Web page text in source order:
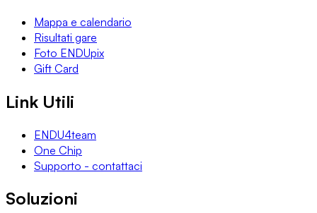
Mappa e calendario
Risultati gare
Foto ENDUpix
Gift Card
Link Utili
ENDU4team
One Chip
Supporto - contattaci
Soluzioni